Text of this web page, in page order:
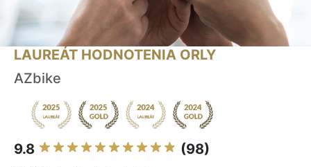
LAUREÁT HODNOTENIA ORLY
AZbike
9.8 (98)